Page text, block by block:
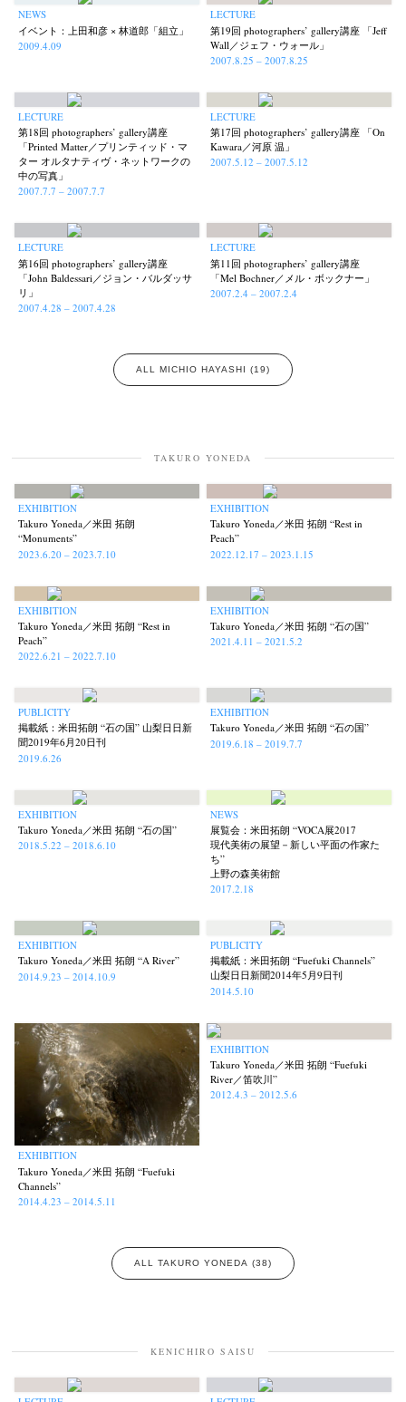
Akifumi Tanaka (7) Fumikiyo Nagamachi (27) Kazumichi Hashimoto
Kazuyuki Kawaguchi Keiko Sasaoka (267) Keizo Kitajima
Nana Kakuda Naonori Oshima
Park (7) photographers' gallery File (16) photographers’ gallery press
Postwar and Shōwa-Era
Special Exhibitions Takuro Yoneda (44) Tomonori Ryu
Untitled Records (41) Workshop Yu Shinoda (7) Yuki Kasama (9)
NEWS
イベント：上田和彦 × 林道郎「組立」
2009.4.09
LECTURE
第19回 photographers’ gallery講座 「Jeff
Wall／ジェフ・ウォール」
2007.8.25 – 2007.8.25
LECTURE
第18回 photographers’ gallery講座
「Printed Matter／プリンティッド・マ
ター オルタナティヴ・ネットワークの
中の写真」
2007.7.7 – 2007.7.7
LECTURE
第17回 photographers’ gallery講座 「On
Kawara／河原 温」
2007.5.12 – 2007.5.12
LECTURE
第16回 photographers’ gallery講座
「John Baldessari／ジョン・バルダッサ
リ」
2007.4.28 – 2007.4.28
LECTURE
第11回 photographers’ gallery講座
「Mel Bochner／メル・ボックナー」
2007.2.4 – 2007.2.4
ALL MICHIO HAYASHI (19)
TAKURO YONEDA
EXHIBITION
Takuro Yoneda／米田 拓朗
“Monuments”
2023.6.20 – 2023.7.10
EXHIBITION
Takuro Yoneda／米田 拓朗 “Rest in
Peach”
2022.12.17 – 2023.1.15
EXHIBITION
Takuro Yoneda／米田 拓朗 “Rest in
Peach”
2022.6.21 – 2022.7.10
EXHIBITION
Takuro Yoneda／米田 拓朗 “石の国”
2021.4.11 – 2021.5.2
PUBLICITY
掲載紙：米田拓朗 “石の国” 山梨日日新
聞2019年6月20日刊
2019.6.26
EXHIBITION
Takuro Yoneda／米田 拓朗 “石の国”
2019.6.18 – 2019.7.7
EXHIBITION
Takuro Yoneda／米田 拓朗 “石の国”
2018.5.22 – 2018.6.10
NEWS
展覧会：米田拓朗 “VOCA展2017
現代美術の展望－新しい平面の作家た
ち”
上野の森美術館
2017.2.18
EXHIBITION
Takuro Yoneda／米田 拓朗 “A River”
2014.9.23 – 2014.10.9
PUBLICITY
掲載紙：米田拓朗 “Fuefuki Channels”
山梨日日新聞2014年5月9日刊
2014.5.10
EXHIBITION
Takuro Yoneda／米田 拓朗 “Fuefuki
Channels”
2014.4.23 – 2014.5.11
EXHIBITION
Takuro Yoneda／米田 拓朗 “Fuefuki
River／笛吹川”
2012.4.3 – 2012.5.6
ALL TAKURO YONEDA (38)
KENICHIRO SAISU